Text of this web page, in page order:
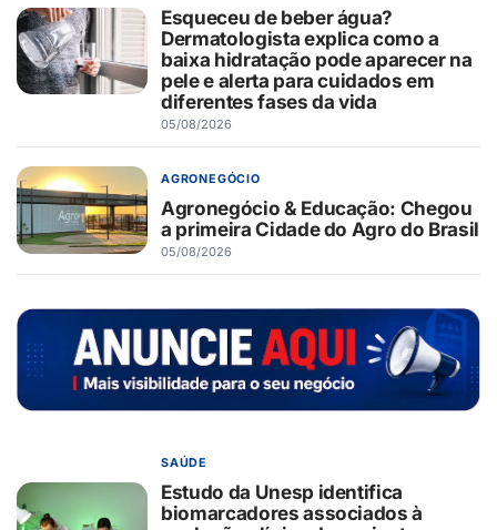
Esqueceu de beber água?
Dermatologista explica como a
baixa hidratação pode aparecer na
pele e alerta para cuidados em
diferentes fases da vida
05/08/2026
AGRONEGÓCIO
Agronegócio & Educação: Chegou
a primeira Cidade do Agro do Brasil
05/08/2026
SAÚDE
Estudo da Unesp identifica
biomarcadores associados à